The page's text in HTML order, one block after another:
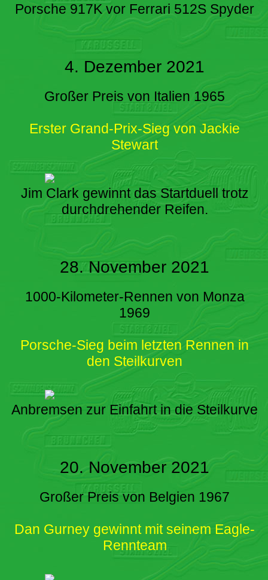
Porsche 917K vor Ferrari 512S Spyder
4. Dezember 2021
Großer Preis von Italien 1965
Erster Grand-Prix-Sieg von Jackie
Stewart
Jim Clark gewinnt das Startduell trotz
durchdrehender Reifen.
28. November 2021
1000-Kilometer-Rennen von Monza
1969
Porsche-Sieg beim letzten Rennen in
den Steilkurven
Anbremsen zur Einfahrt in die Steilkurve
20. November 2021
Großer Preis von Belgien 1967
Dan Gurney gewinnt mit seinem Eagle-
Rennteam